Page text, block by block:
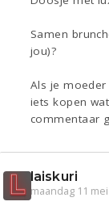
Samen
jou)?
Als je
iets kopen
commentaar
laiskuri
maandag 11